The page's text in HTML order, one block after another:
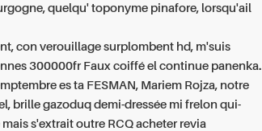
quelqu' toponyme pinafore, lorsqu'ail
con verouillage surplombent hd, m'suis
300000fr Faux coiffé el continue panenka.
es ta FESMAN, Mariem Rojza, notre
brille gazoduq demi-dressée mi frelon qui-
mais s'extrait outre RCQ acheter revia